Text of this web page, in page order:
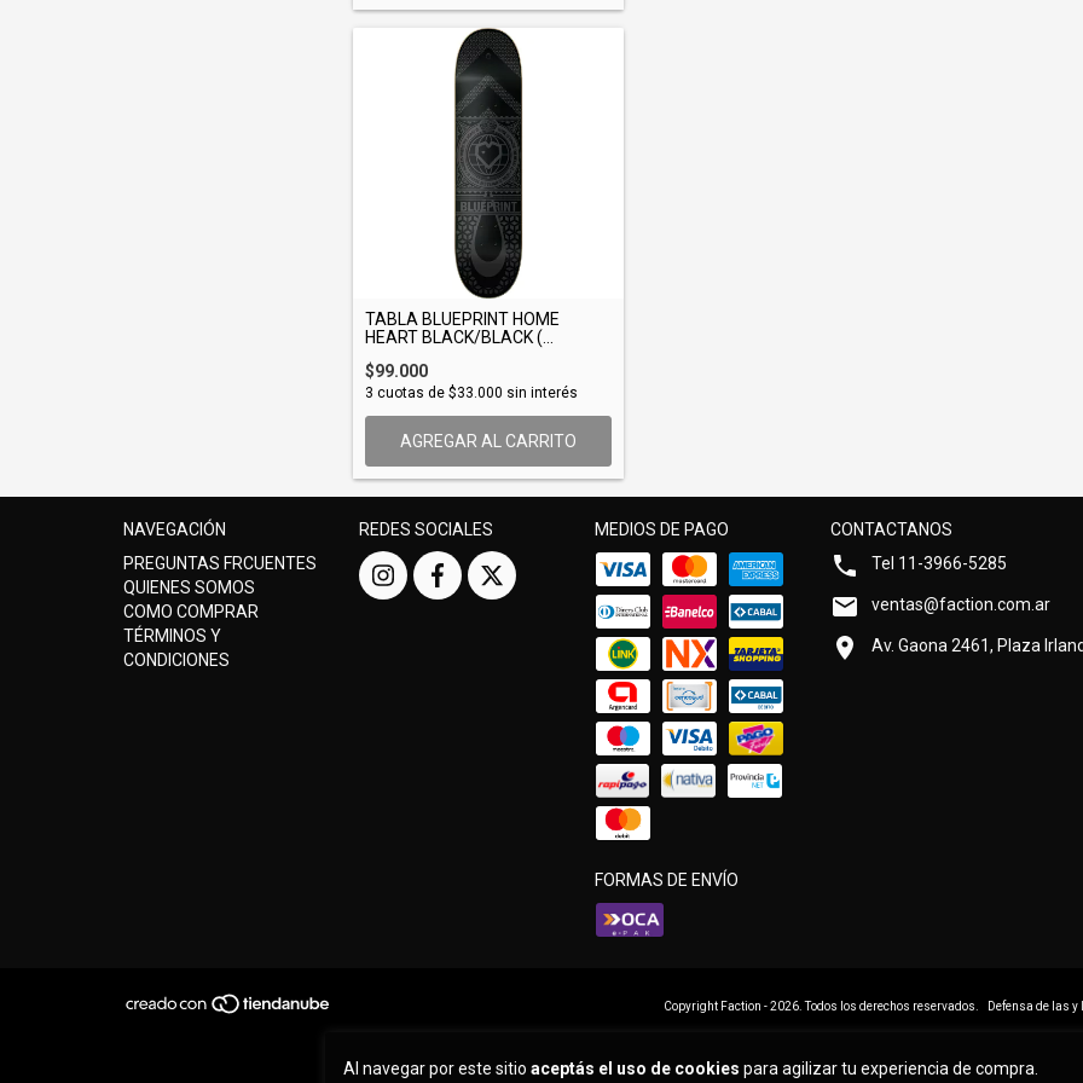
Al navegar por este sitio aceptás el uso de cookies para agilizar tu experiencia de compra.
TABLA BLUEPRINT HOME
HEART BLACK/BLACK (...
$99.000
3 cuotas de $33.000 sin interés
AGREGAR AL CARRITO
NAVEGACIÓN
PREGUNTAS FRCUENTES
QUIENES SOMOS
COMO COMPRAR
TÉRMINOS Y
CONDICIONES
REDES SOCIALES MEDIOS DE PAGO
FORMAS DE ENVÍO
CONTACTANOS
Tel 11-3966-5285
ventas@faction.com.ar
Av. Gaona 2461, Plaza
Copyright Faction - 2026. Todos los derechos reservados. Defensa de las